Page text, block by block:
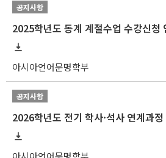
공지사항
2025학년도 동계 계절수업 수강신청
아시아언어문명학부
공지사항
2026학년도 전기 학사·석사 연계과